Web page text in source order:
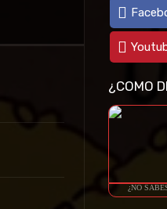
¿COMO
¿NO